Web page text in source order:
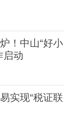
！中山“好小
启动
实现“税证联